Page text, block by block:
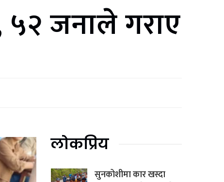
५२ जनाले गराए
लोकप्रिय
सुनकोशीमा कार खस्दा